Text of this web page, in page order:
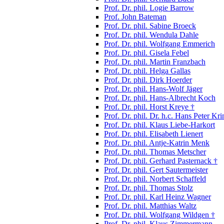
Prof. Dr. phil. Logie Barrow
Prof. John Bateman
Prof. Dr. phil. Sabine Broeck
Prof. Dr. phil. Wendula Dahle
Prof. Dr. phil. Wolfgang Emmerich
Prof. Dr. phil. Gisela Febel
Prof. Dr. phil. Martin Franzbach
Prof. Dr. phil. Helga Gallas
Prof. Dr. phil. Dirk Hoerder
Prof. Dr. phil. Hans-Wolf Jäger
Prof. Dr. phil. Hans-Albrecht Koch
Prof. Dr. phil. Horst Kreye †
Prof. Dr. phil. Dr. h.c. Hans Peter
Prof. Dr. phil. Klaus Liebe-Harkort
Prof. Dr. phil. Elisabeth Lienert
Prof. Dr. phil. Antje-Katrin Menk
Prof. Dr. phil. Thomas Metscher
Prof. Dr. phil. Gerhard Pasternack †
Prof. Dr. phil. Gert Sautermeister
Prof. Dr. phil. Norbert Schaffeld
Prof. Dr. phil. Thomas Stolz
Prof. Dr. phil. Karl Heinz Wagner
Prof. Dr. phil. Matthias Waltz
Prof. Dr. phil. Wolfgang Wildgen †